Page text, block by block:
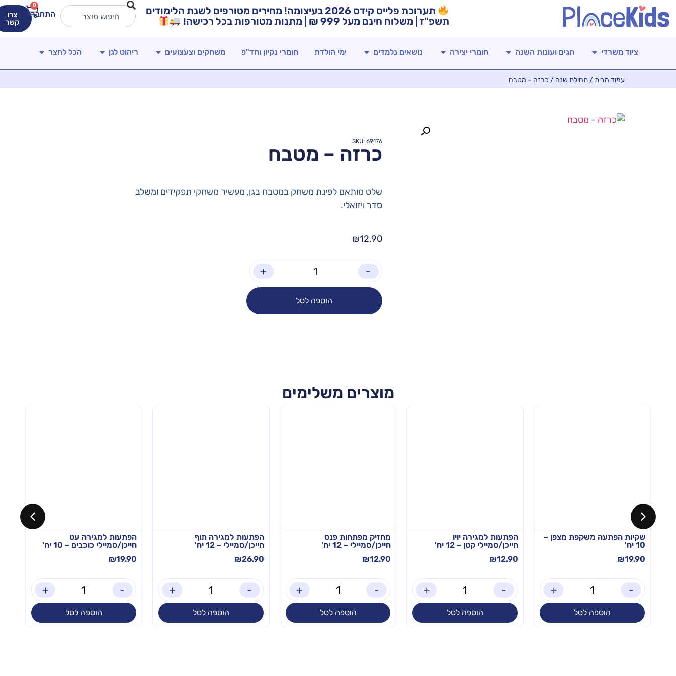
תערוכת פלייס קידס 2026 בעיצומה! מחירים מטורפים לשנת הלימודים
תשפ"ז | משלוח חינם מעל 999 ₪ | מתנות מטורפות בכל רכישה!
התחברות
0
צרו
קשר
ציוד משרדי חגים ועונות השנה חומרי יצירה נושאים נלמדים ימי הולדת חומרי נקיון וחד"פ משחקים וצעצועים ריהוט לגן הכל לחצר
עמוד הבית/ תחילת שנה / כרזה – מטבח
SKU: 69176
כרזה – מטבח
שלט מותאם לפינת משחק במטבח בגן, מעשיר משחקי תפקידים ומשלב
סדר ויזואלי.
₪12.90
-
+
הוספה לסל
מוצרים משלימים
שקיות הפתעה משקפת מצפן –
10 יח'
₪19.90
-
+
הוספה לסל
הפתעות למגירה יויו
חייכן/סמיילי קטן – 12 יח'
₪12.90
-
+
הוספה לסל
מחזיק מפתחות פנס
חייכן/סמיילי – 12 יח'
₪12.90
-
+
הוספה לסל
הפתעות למגירה תוף
חייכן/סמיילי – 12 יח'
₪26.90
-
+
הוספה לסל
הפתעות למגירה עט
חייכן/סמיילי כוכבים – 10 יח'
₪19.90
-
+
הוספה לסל